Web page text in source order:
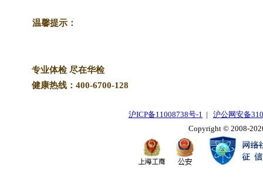
温馨提示：
专业体检 尽在华检
健康热线：400-6700-128
沪ICP备11008738号-1 | 沪公网安备
Copyright © 2008-